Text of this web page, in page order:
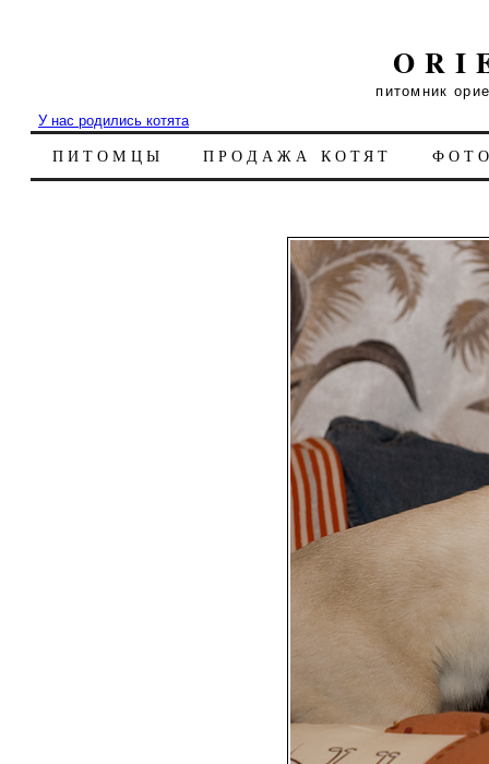
питомник
У нас родились котята
ПИТОМЦЫ ПРОДАЖА КОТЯТ